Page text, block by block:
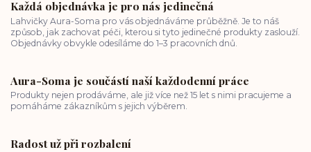
Každá objednávka je pro nás jedinečná
Lahvičky Aura-Soma pro vás objednáváme průběžně. Je to náš
způsob, jak zachovat péči, kterou si tyto jedinečné produkty zaslouží.
Objednávky obvykle odesíláme do 1–3 pracovních dnů.
Aura-Soma je součástí naší každodenní práce
Produkty nejen prodáváme, ale již více než 15 let s nimi pracujeme a
pomáháme zákazníkům s jejich výběrem.
Radost už při rozbalení